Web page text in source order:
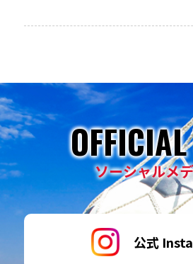
ソーシャルメ
公式